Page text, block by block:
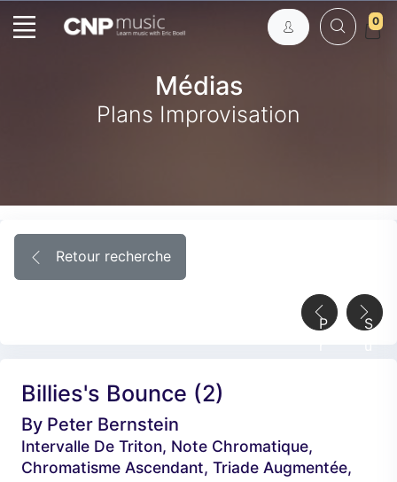
0
Médias
Plans Improvisation
Retour recherche
S
P
n
Billies's Bounce (2)
By Peter Bernstein
Intervalle De Triton, Note Chromatique,
Chromatisme Ascendant, Triade Augmentée,